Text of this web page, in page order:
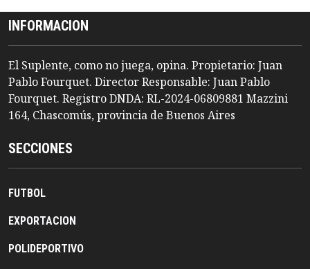
INFORMACION
El Suplente, como no juega, opina. Propietario: Juan
Pablo Fourquet. Director Responsable: Juan Pablo
Fourquet. Registro DNDA: RL-2024-06809881 Mazzini
164, Chascomús, provincia de Buenos Aires
SECCIONES
FUTBOL
EXPORTACION
POLIDEPORTIVO